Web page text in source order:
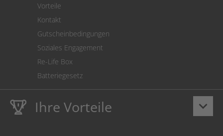
Vorteile
Kontakt
Gutscheinbedingungen
Soziales Engagement
Re-Life Box
Batteriegesetz
keyboard_arrow_down
Ihre Vorteile